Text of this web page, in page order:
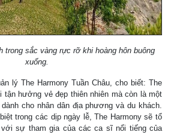
trong sắc vàng rực rỡ khi hoàng hôn buông
xuống.
lý The Harmony Tuần Châu, cho biết: The
tận hưởng vẻ đẹp thiên nhiên mà còn là một
cho nhân dân địa phương và du khách.
trong các dịp ngày lễ, The Harmony sẽ tổ
sự tham gia của các ca sĩ nổi tiếng của